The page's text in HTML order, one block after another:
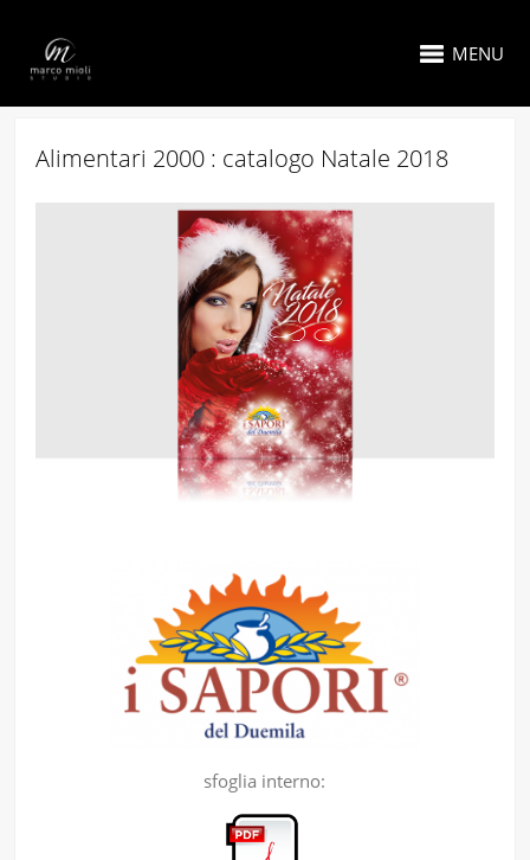
MENU
Alimentari 2000 : catalogo Natale 2018
sfoglia interno: